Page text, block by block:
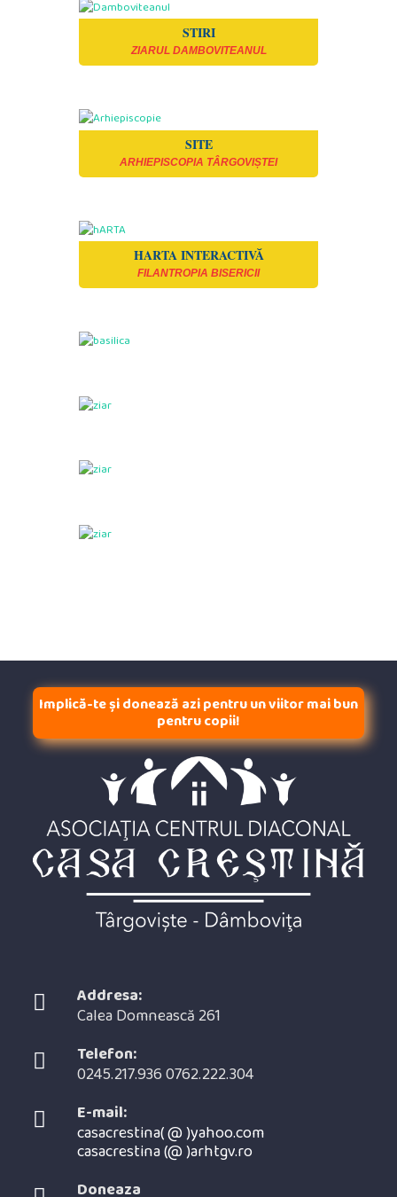
STIRI
ZIARUL DAMBOVITEANUL
SITE
ARHIEPISCOPIA TÂRGOVIȘTEI
HARTA INTERACTIVĂ
FILANTROPIA BISERICII
Implică-te și donează azi pentru un viitor mai bun
pentru copii!
Addresa:
Calea Domnească 261
Telefon:
0245.217.936 0762.222.304
E-mail:
casacrestina( @ )yahoo.com
casacrestina (@ )arhtgv.roOpens
Doneaza